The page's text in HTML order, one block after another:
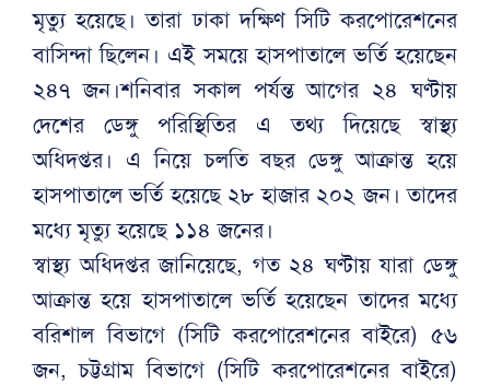
মৃত্যু হয়েছে। তারা ঢাকা দক্ষিণ সিটি করপোরেশনের
বাসিন্দা ছিলেন। এই সময়ে হাসপাতালে ভর্তি হয়েছেন
২৪৭ জন।শনিবার সকাল পর্যন্ত আগের ২৪ ঘণ্টায়
দেশের ডেঙ্গু পরিস্থিতির এ তথ্য দিয়েছে স্বাস্থ্য
অধিদপ্তর। এ নিয়ে চলতি বছর ডেঙ্গু আক্রান্ত হয়ে
হাসপাতালে ভর্তি হয়েছে ২৮ হাজার ২০২ জন। তাদের
মধ্যে মৃত্যু হয়েছে ১১৪ জনের।
স্বাস্থ্য অধিদপ্তর জানিয়েছে, গত ২৪ ঘণ্টায় যারা ডেঙ্গু
আক্রান্ত হয়ে হাসপাতালে ভর্তি হয়েছেন তাদের মধ্যে
বরিশাল বিভাগে (সিটি করপোরেশনের বাইরে) ৫৬
জন, চট্টগ্রাম বিভাগে (সিটি করপোরেশনের বাইরে)